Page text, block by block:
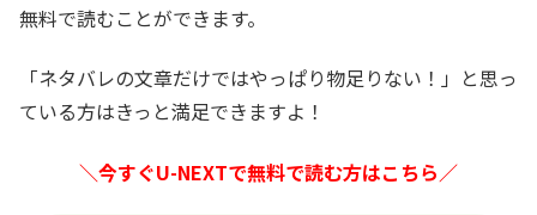
無料で読むことができます。
「ネタバレの文章だけではやっぱり物足りない！」と思っ
ている方はきっと満足できますよ！
＼今すぐU-NEXTで無料で読む方はこちら／